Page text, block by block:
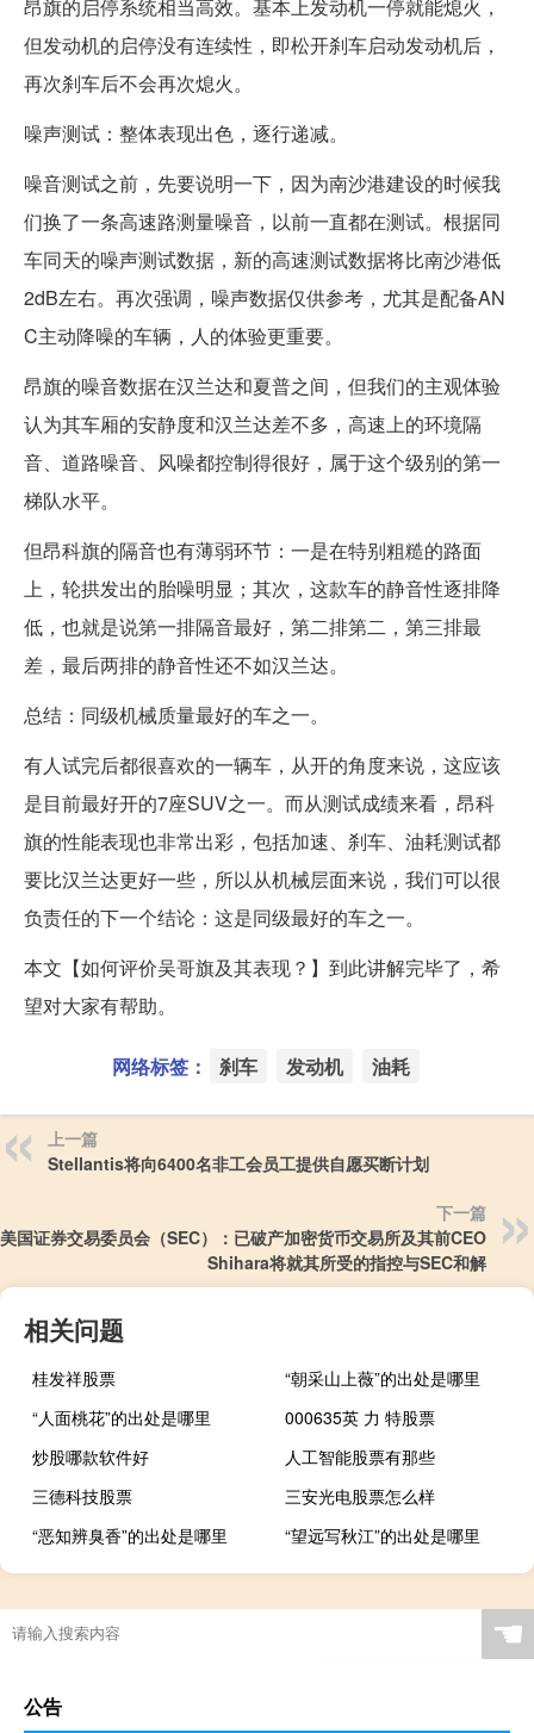
昂旗的启停系统相当高效。基本上发动机一停就能熄火，
但发动机的启停没有连续性，即松开刹车启动发动机后，
再次刹车后不会再次熄火。
噪声测试：整体表现出色，逐行递减。
噪音测试之前，先要说明一下，因为南沙港建设的时候我
们换了一条高速路测量噪音，以前一直都在测试。根据同
车同天的噪声测试数据，新的高速测试数据将比南沙港低
2dB左右。再次强调，噪声数据仅供参考，尤其是配备AN
C主动降噪的车辆，人的体验更重要。
昂旗的噪音数据在汉兰达和夏普之间，但我们的主观体验
认为其车厢的安静度和汉兰达差不多，高速上的环境隔
音、道路噪音、风噪都控制得很好，属于这个级别的第一
梯队水平。
但昂科旗的隔音也有薄弱环节：一是在特别粗糙的路面
上，轮拱发出的胎噪明显；其次，这款车的静音性逐排降
低，也就是说第一排隔音最好，第二排第二，第三排最
差，最后两排的静音性还不如汉兰达。
总结：同级机械质量最好的车之一。
有人试完后都很喜欢的一辆车，从开的角度来说，这应该
是目前最好开的7座SUV之一。而从测试成绩来看，昂科
旗的性能表现也非常出彩，包括加速、刹车、油耗测试都
要比汉兰达更好一些，所以从机械层面来说，我们可以很
负责任的下一个结论：这是同级最好的车之一。
本文【如何评价吴哥旗及其表现？】到此讲解完毕了，希
望对大家有帮助。
网络标签： 刹车 发动机 油耗
上一篇
Stellantis将向6400名非工会员工提供自愿买断计划
下一篇
美国证券交易委员会（SEC）：已破产加密货币交易所及其前CEO
Shihara将就其所受的指控与SEC和解
相关问题
桂发祥股票
“朝采山上薇”的出处是哪里
“人面桃花”的出处是哪里
000635英 力 特股票
炒股哪款软件好
人工智能股票有那些
三德科技股票
三安光电股票怎么样
“恶知辨臭香”的出处是哪里
“望远写秋江”的出处是哪里
☚
公告